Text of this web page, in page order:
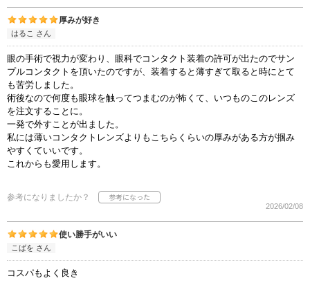
厚みが好き
はるこ さん
眼の手術で視力が変わり、眼科でコンタクト装着の許可が出たのでサン
プルコンタクトを頂いたのですが、装着すると薄すぎて取ると時にとて
も苦労しました。
術後なので何度も眼球を触ってつまむのが怖くて、いつものこのレンズ
を注文することに。
一発で外すことが出ました。
私には薄いコンタクトレンズよりもこちらくらいの厚みがある方が掴み
やすくていいです。
これからも愛用します。
参考になりましたか？
2026/02/08
使い勝手がいい
こばを さん
コスパもよく良き